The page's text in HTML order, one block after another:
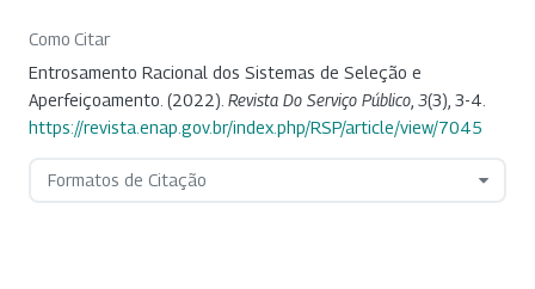
Como Citar
Entrosamento Racional dos Sistemas de Seleção e
Aperfeiçoamento. (2022). Revista Do Serviço Público 3(3), 3-4.
https://revista.enap.gov.br/index.php/RSP/article/view/7045
Formatos de Citação